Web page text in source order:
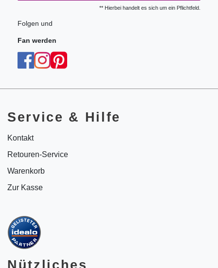
** Hierbei handelt es sich um ein Pflichtfeld.
Folgen und
Fan werden
Service & Hilfe
Kontakt
Retouren-Service
Warenkorb
Zur Kasse